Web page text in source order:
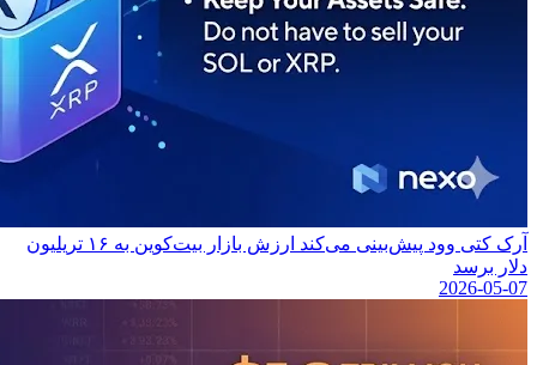
آرک کتی وود پیش‌بینی می‌کند ارزش بازار بیت‌کوین به ۱۶ تریلیون
دلار برسد
2026-05-07